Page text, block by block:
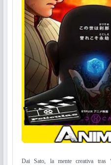
Dai Sato, la mente creativa tras